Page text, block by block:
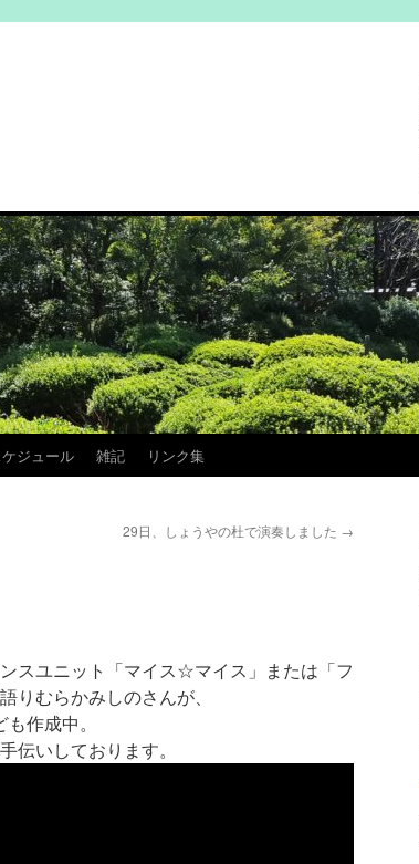
ジュール 雑記 リンク集
29日、しょうやの杜で演奏しました →
スユニット「マイス☆マイス」または「フ
りむらかみしのさんが、
作成中。
伝いしております。